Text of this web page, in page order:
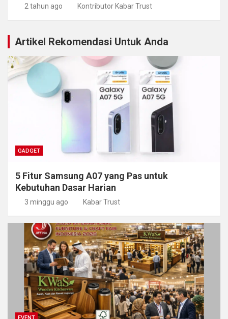
2 tahun ago Kontributor Kabar Trust
Artikel Rekomendasi Untuk Anda
GADGET
5 Fitur Samsung A07 yang Pas untuk
Kebutuhan Dasar Harian
3 minggu ago Kabar Trust
EVENT